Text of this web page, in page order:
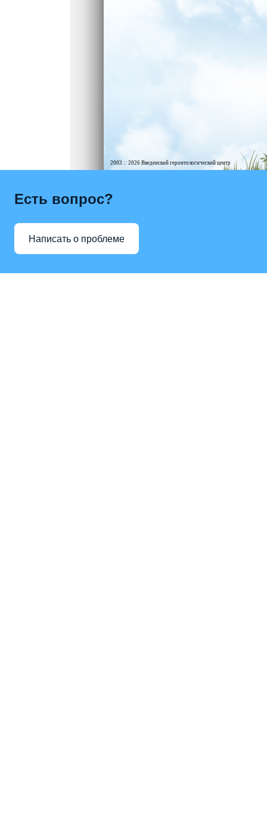
2003 :: 2026 Введенский геронтологический центр
Есть вопрос?
Написать о проблеме